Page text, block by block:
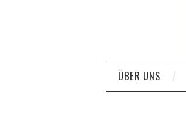
ÜBER UNS